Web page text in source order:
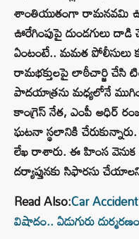
శాంతియుతంగా రామనవమి
ఊరేగింపుపై దుండగులు
ఏంటంటే.. మమత పోలీసులు
రామభక్తులపై లాఠీచార్జి చేసి
పాదయాత్రను మధ్యలోనే
కాంగ్రెస్‌ నేత, ఎంపీ అధిర్‌
ఘటనా స్థలానికి
లేఖ రాశారు. ఈ హింస వెనుక
దర్యాప్తునకు సిఫారసు
Read Also:Car
విషాదం.. ఏడుగురు